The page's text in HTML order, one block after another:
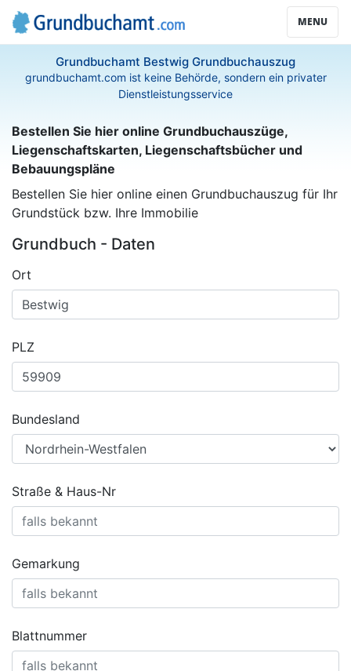
MENU
Grundbuchamt Bestwig Grundbuchauszug
grundbuchamt.com ist keine Behörde, sondern ein privater
Dienstleistungsservice
Bestellen Sie hier online Grundbuchauszüge,
Liegenschaftskarten, Liegenschaftsbücher und
Bebauungspläne
Bestellen Sie hier online einen Grundbuchauszug für Ihr
Grundstück bzw. Ihre Immobilie
Grundbuch - Daten
Ort
PLZ
Bundesland
Straße & Haus-Nr
Gemarkung
Blattnummer